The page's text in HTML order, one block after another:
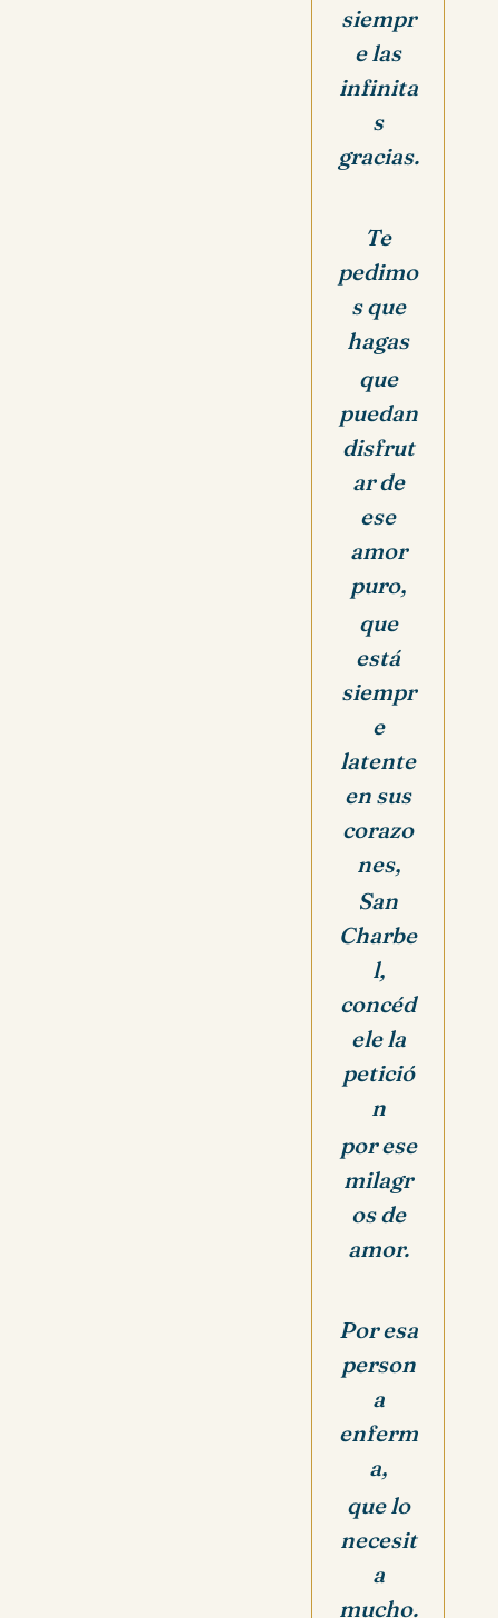
siempr
e las
infinita
s
gracias.
Te
pedimo
s que
hagas
que
puedan
disfrut
ar de
ese
amor
puro,
que
está
siempr
e
latente
en sus
corazo
nes,
San
Charbe
l,
concéd
ele la
petició
n
por ese
milagr
os de
amor.
Por esa
person
a
enferm
a,
que lo
necesit
a
mucho.